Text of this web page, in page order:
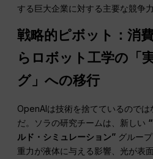
する巨大企業に対する主要な競争
戦略的ピボット：消
らロボット工学の「
グ」への移行
OpenAIは技術を捨てているので
だ。ソラの研究チームは、新しい
ルド・シミュレーション” グルー
重力が液体に与える影響、光が表